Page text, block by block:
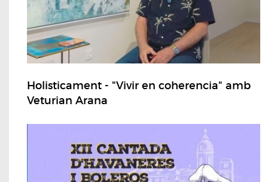
Holisticament - "Vivir en coherencia" amb
Veturian Arana